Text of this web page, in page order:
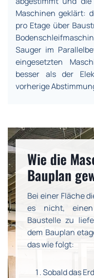
Maschinen geklärt:
pro Etage über
Sauger im
eingesetzten
besser als der
vorherige
Wie die
Bauplan
Bei einer Fläche
es nicht,
Baustelle zu
dem Bauplan
das wie folgt:
Sobald das